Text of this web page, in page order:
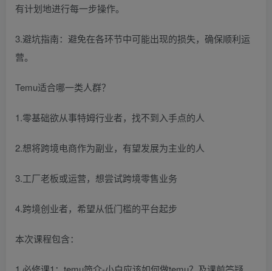
有计划地进行每一步操作。
3.避坑指南：避免在各环节中可能出现的损失，确保顺利运
营。
Temu适合哪一类人群？
1.零基础欲从事特姆行业者，找不到入手点的人
2.想将跨境电商作为副业，有望发展为主业的人
3.工厂老板或运营，想尝试跨境零售业务
4.跨境创业者，希望从低门槛的平台起步
本次课程包含：